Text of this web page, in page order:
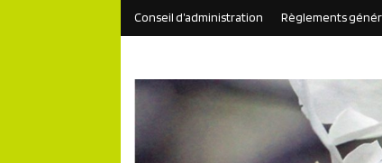
Conseil d’administration Règlements